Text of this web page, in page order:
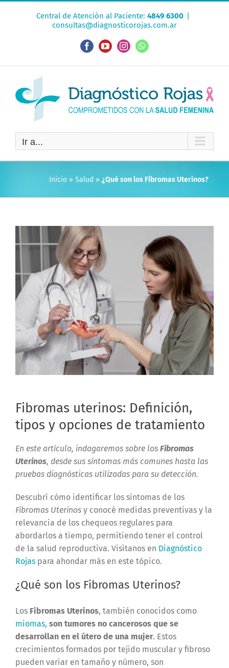
Central de Atención al Paciente: 4849 6300 |
consultas@diagnosticorojas.com.ar
FacebookYouTubeInstagramWhatsApp
Ir a...
Inicio » Salud » ¿Qué son los Fibromas Uterinos?
Fibromas uterinos: Definición,
tipos y opciones de tratamiento
En este artículo, indagaremos sobre los Fibromas
Uterinos, desde sus síntomas más comunes hasta las
pruebas diagnósticas utilizadas para su detección.
Descubrí cómo identificar los síntomas de los
Fibromas Uterinosy conocé medidas preventivas y la
relevancia de los chequeos regulares para
abordarlos a tiempo, permitiendo tener el control
de la salud reproductiva. Visitanos en Diagnóstico
Rojaspara ahondar más en este tópico.
¿Qué son los Fibromas Uterinos?
Los Fibromas Uterinos, también conocidos como
miomas, son tumores no cancerosos que se
desarrollan en el útero de una mujer. Estos
crecimientos formados por tejido muscular y fibroso
pueden variar en tamaño y número, son